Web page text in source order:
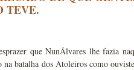
TEVE.
que NunÁlvares lhe fazia
batalha dos Atoleiros como